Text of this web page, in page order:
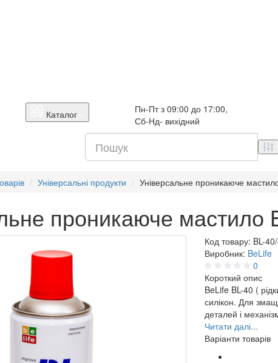
Каталог
Пн-Пт з 09:00 до 17:00,
Сб-Нд- вихідний
Універсальні продукти Універсальне проникаюче
проникаюче
Код товару: BL-
Виробник: BeLife
0
Короткий опис
BeLife BL-40 (
силікон. Для
деталей і
Читати далі...
Варіанти товарів